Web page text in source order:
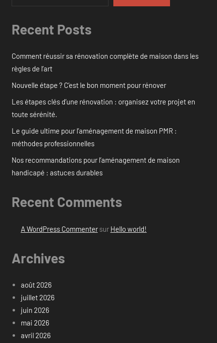
Recent Posts
Comment réussir sa rénovation complète de maison dans les
règles de l’art
Nouvelle étape ? C’est le bon moment pour rénover
Les étapes clés d’une rénovation : organisez votre projet en
toute sérénité.
Le guide ultime pour l’aménagement de maison PMR :
méthodes professionnelles
Nos recommandations pour l’aménagement de maison
handicapé : astuces durables
Recent Comments
A WordPress Commentersur Hello world!
Archives
août 2026
juillet 2026
juin 2026
mai 2026
avril 2026